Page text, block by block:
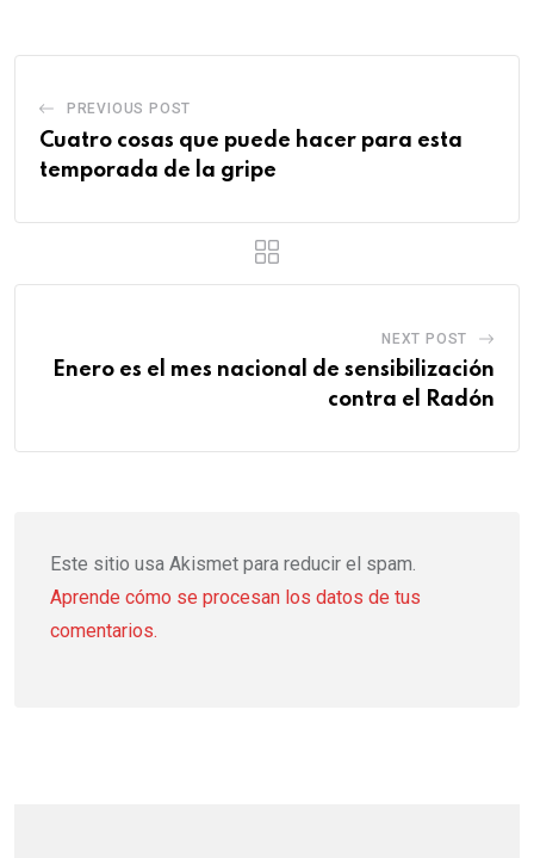
PREVIOUS POST
Cuatro cosas que puede hacer para esta
temporada de la gripe
NEXT POST
Enero es el mes nacional de sensibilización
contra el Radón
Este sitio usa Akismet para reducir el spam.
Aprende cómo se procesan los datos de tus
comentarios.